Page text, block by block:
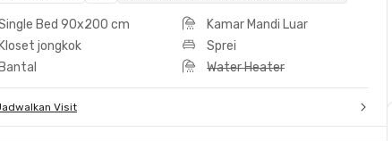
Bed 90x200 cm
Kamar Mandi Luar
Kloset jongkok
Sprei
Bantal
Water Heater
Visit